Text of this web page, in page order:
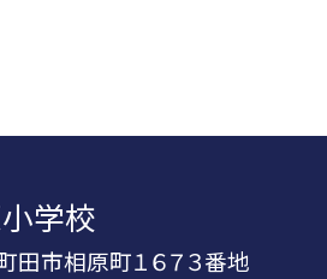
学校
田市相原町１６７３番地